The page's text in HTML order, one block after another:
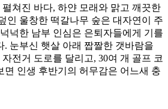
쳐진 바다, 하얀 모래와 맑고 깨끗한
인 울창한 떡갈나무 숲은 대자연이 주
넉한 남부 인심은 은퇴자들에게 기를
. 눈부신 햇살 아래 짭짤한 갯바람을
전거 도로를 달리고, 30여 개 골프 코
면 인생 후반기의 허무감은 어느새 충